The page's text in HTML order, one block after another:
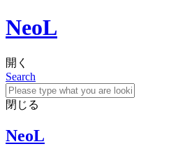
NeoL
開く
Search
閉じる
NeoL